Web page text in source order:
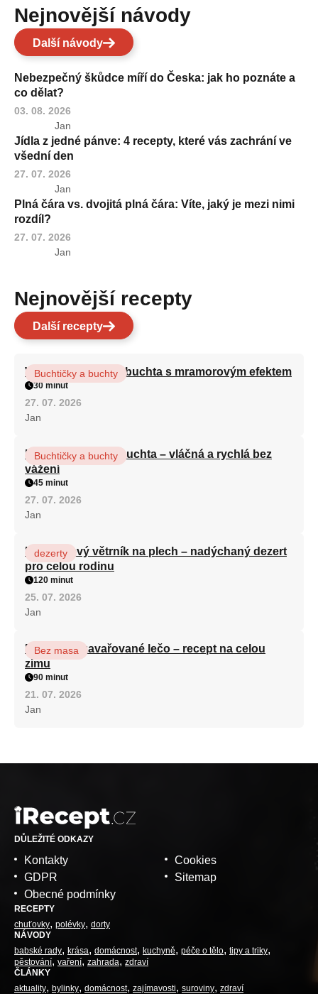
Nejnovější návody
Další návody
Nebezpečný škůdce míří do Česka: jak ho poznáte a
co dělat?
03. 08. 2026
Jan
Jídla z jedné pánve: 4 recepty, které vás zachrání ve
všední den
27. 07. 2026
Jan
Plná čára vs. dvojitá plná čára: Víte, jaký je mezi nimi
rozdíl?
27. 07. 2026
Jan
Nejnovější recepty
Další recepty
Vláčná olejová litá buchta s mramorovým efektem
Buchtičky a buchty
30 minut
27. 07. 2026
Jan
Hrnková maková buchta – vláčná a rychlá bez
vážení
Buchtičky a buchty
45 minut
27. 07. 2026
Jan
Karamelový větrník na plech – nadýchaný dezert
pro celou rodinu
dezerty
120 minut
25. 07. 2026
Jan
Babiččino zavařované lečo – recept na celou
zimu
Bez masa
90 minut
21. 07. 2026
Jan
DŮLEŽITÉ ODKAZY
Kontakty
GDPR
Obecné podmínky
Cookies
Sitemap
RECEPTY
chuťovky polévky dorty
NÁVODY
babské rady
krása domácnost kuchyně péče o tělo tipy a triky
pěstování vaření zahrada zdraví
ČLÁNKY
aktuality
bylinky domácnost zajímavosti suroviny zdraví